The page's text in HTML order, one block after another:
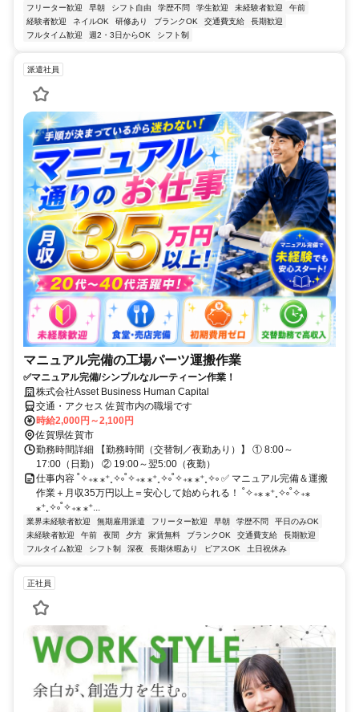
フリーター歓迎
早朝 シフト自由 学歴不問 学生歓迎 未経験者歓迎
午前
経験者歓迎
ネイルOK 研修あり ブランクOK 交通費支給
長期歓迎
フルタイム歓迎
週2・3日からOK シフト制
派遣社員
マニュアル完備の工場パーツ運搬作業
✅マニュアル完備/シンプルなルーティーン作業！
株式会社Asset Business Human Capital
交通・アクセス 佐賀市内の職場です
時給2,000円～2,100円
佐賀県佐賀市
勤務時間詳細 【勤務時間（交替制／夜勤あり）】 ① 8:00～
17:00（日勤） ② 19:00～翌5:00（夜勤）
仕事内容 ˚✧₊⁎ ⁎⁺˳✧༚˚✧₊⁎ ⁎⁺˳✧༚˚✧₊⁎ ⁎⁺˳✧༚ ✅ マニュアル完備＆運搬
作業＋月収35万円以上＝安心して始められる！ ˚✧₊⁎ ⁎⁺˳✧༚˚✧₊⁎
⁎⁺˳✧༚˚✧₊⁎ ⁎⁺...
業界未経験者歓迎 無期雇用派遣 フリーター歓迎 早朝 学歴不問
平日のみOK
未経験者歓迎
午前 夜間 夕方 家賃無料 ブランクOK 交通費支給
長期歓迎
フルタイム歓迎
シフト制 深夜 長期休暇あり ピアスOK 土日祝休み
正社員